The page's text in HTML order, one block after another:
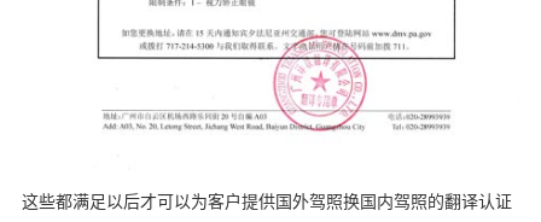
这些都满足以后才可以为客户提供国外驾照换国内驾照的翻译认证